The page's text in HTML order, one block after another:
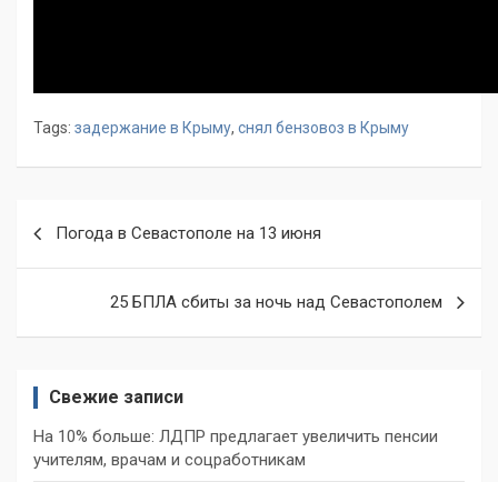
Tags: задержание в Крыму, снял бензовоз в Крыму
записям
Погода в Севастополе на 13 июня
25 БПЛА сбиты за ночь над Севастополем
Свежие записи
На 10% больше: ЛДПР предлагает увеличить пенсии
учителям, врачам и соцработникам